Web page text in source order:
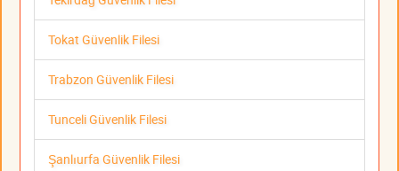
Tokat Güvenlik Filesi
Trabzon Güvenlik Filesi
Tunceli Güvenlik Filesi
Şanlıurfa Güvenlik Filesi